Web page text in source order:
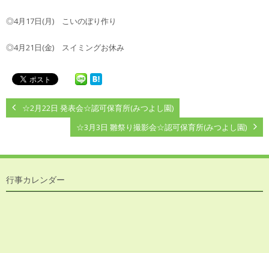
◎4月17日(月) こいのぼり作り
◎4月21日(金) スイミングお休み
☆2月22日 発表会☆認可保育所(みつよし園)
☆3月3日 雛祭り撮影会☆認可保育所(みつよし園)
行事カレンダー